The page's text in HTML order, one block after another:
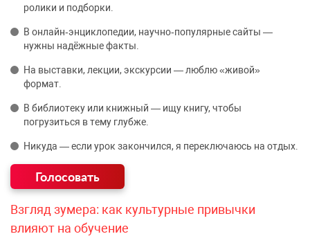
ролики и подборки.
В онлайн‑энциклопедии, научно‑популярные сайты —
нужны надёжные факты.
На выставки, лекции, экскурсии — люблю «живой»
формат.
В библиотеку или книжный — ищу книгу, чтобы
погрузиться в тему глубже.
Никуда — если урок закончился, я переключаюсь на отдых.
Взгляд зумера: как культурные привычки
влияют на обучение